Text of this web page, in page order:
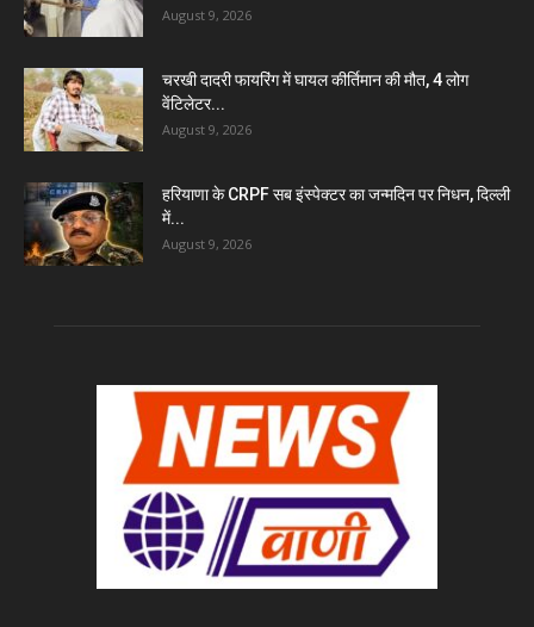
August 9, 2026
चरखी दादरी फायरिंग में घायल कीर्तिमान की मौत, 4 लोग
वेंटिलेटर...
August 9, 2026
हरियाणा के CRPF सब इंस्पेक्टर का जन्मदिन पर निधन, दिल्ली
में...
August 9, 2026